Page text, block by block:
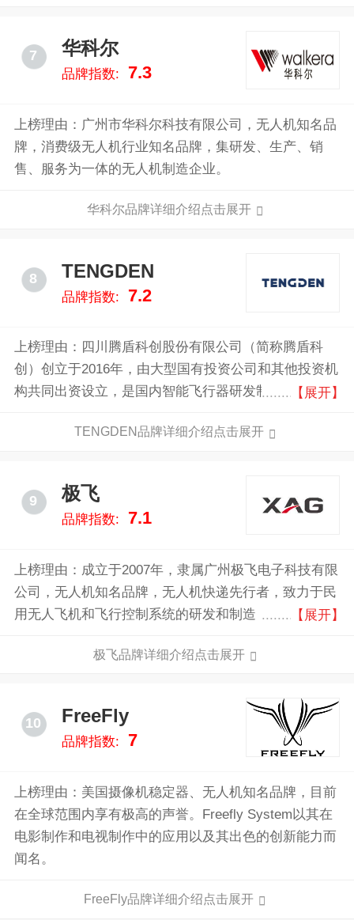
7 华科尔
品牌指数: 7.3
上榜理由：广州市华科尔科技有限公司，无人机知名品
牌，消费级无人机行业知名品牌，集研发、生产、销
售、服务为一体的无人机制造企业。
华科尔品牌详细介绍点击展开
8 TENGDEN
品牌指数: 7.2
上榜理由：四川腾盾科创股份有限公司（简称腾盾科
创）创立于2016年，由大型国有投资公司和其他投资机
构共同出资设立，是国内智能飞行器研发制造及其应用
试验、试飞、交付、培训、运营等业务。
【展开】
TENGDEN品牌详细介绍点击展开
9 极飞
品牌指数: 7.1
上榜理由：成立于2007年，隶属广州极飞电子科技有限
公司，无人机知名品牌，无人机快递先行者，致力于民
用无人飞机和飞行控制系统的研发和制造，是无人机行
【展开】
极飞品牌详细介绍点击展开
10 FreeFly
品牌指数: 7
上榜理由：美国摄像机稳定器、无人机知名品牌，目前
在全球范围内享有极高的声誉。Freefly System以其在
电影制作和电视制作中的应用以及其出色的创新能力而
闻名。
FreeFly品牌详细介绍点击展开